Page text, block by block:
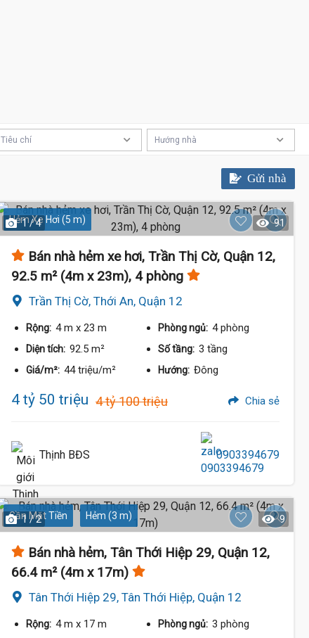
4.2 Tỷ
Tiêu chí Hướng nhà
Gửi nhà
Hẻm Xe Hơi (5 m)
1 / 4 91
Bán nhà hẻm xe hơi, Trần Thị Cờ, Quận 12,
92.5 m² (4m x 23m), 4 phòng
Trần Thị Cờ, Thới An, Quận 12
Rộng: 4 m x 23 m Phòng ngủ: 4 phòng
Diện tích: 92.5 m² Số tầng: 3 tầng
Giá/m²: 44 triệu/m² Hướng: Đông
4 tỷ 50 triệu 4 tỷ 100 triệu Chia sẻ
Thịnh BĐS 0903394679
Gần Mặt Tiền Hẻm (3 m)
1 / 2 9
Bán nhà hẻm, Tân Thới Hiệp 29, Quận 12,
66.4 m² (4m x 17m)
Tân Thới Hiệp 29, Tân Thới Hiệp, Quận 12
Rộng: 4 m x 17 m Phòng ngủ: 3 phòng